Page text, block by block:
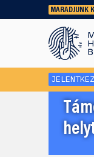
MARADJUNK
Régebbi